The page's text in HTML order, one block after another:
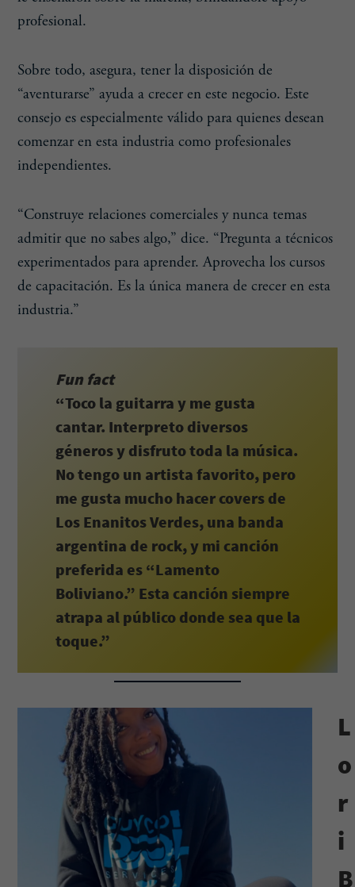
profesional.
Sobre todo, asegura, tener la disposición de
“aventurarse” ayuda a crecer en este negocio. Este
consejo es especialmente válido para quienes desean
comenzar en esta industria como profesionales
independientes.
“Construye relaciones comerciales y nunca temas
admitir que no sabes algo,” dice. “Pregunta a técnicos
experimentados para aprender. Aprovecha los cursos
de capacitación. Es la única manera de crecer en esta
industria.”
Fun fact
“Toco la guitarra y me gusta
cantar. Interpreto diversos
géneros y disfruto toda la música.
No tengo un artista favorito, pero
me gusta mucho hacer covers de
Los Enanitos Verdes, una banda
argentina de rock, y mi canción
preferida es “Lamento
Boliviano.” Esta canción siempre
atrapa al público donde sea que la
toque.”
L
o
r
i
B